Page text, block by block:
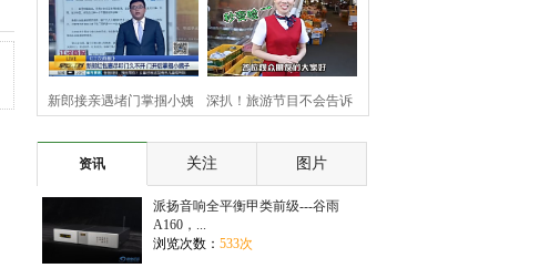
新郎接亲遇堵门掌掴小姨 深扒！旅游节目不会告诉
资讯
关注 图片
派扬音响全平衡甲类前级---谷雨
A160，...
浏览次数： 533次